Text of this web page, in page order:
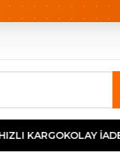
GÜVENLİ
KOLAY İADE